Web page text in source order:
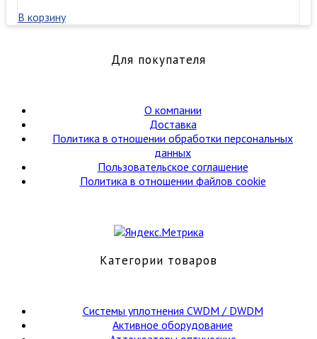
В корзину
Для покупателя
О компании
Доставка
Политика в отношении обработки персональных
данных
Пользовательское соглашение
Политика в отношении файлов cookie
Категории товаров
Cистемы уплотнения CWDM / DWDM
Активное оборудование